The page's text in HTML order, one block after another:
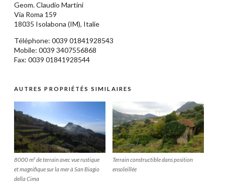
Geom.Claudio Martini
Via Roma 159
18035 Isolabona (IM), Italie
Téléphone: 0039 01841928543
Mobile: 0039 3407556868
Fax: 0039 01841928544
AUTRES PROPRIÉTÉS SIMILAIRES
8000 m² de terrain avec vue rustique
et magnifique sur la mer à San Biagio
della Cima
Terrain constructible dans position
ensoleillée